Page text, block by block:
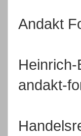
Andakt
andakt-